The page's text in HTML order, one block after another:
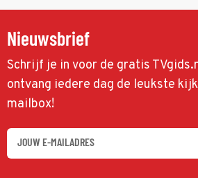
Nieuwsbrief
Schrijf je in voor de gratis
ontvang iedere dag de leukste
mailbox!